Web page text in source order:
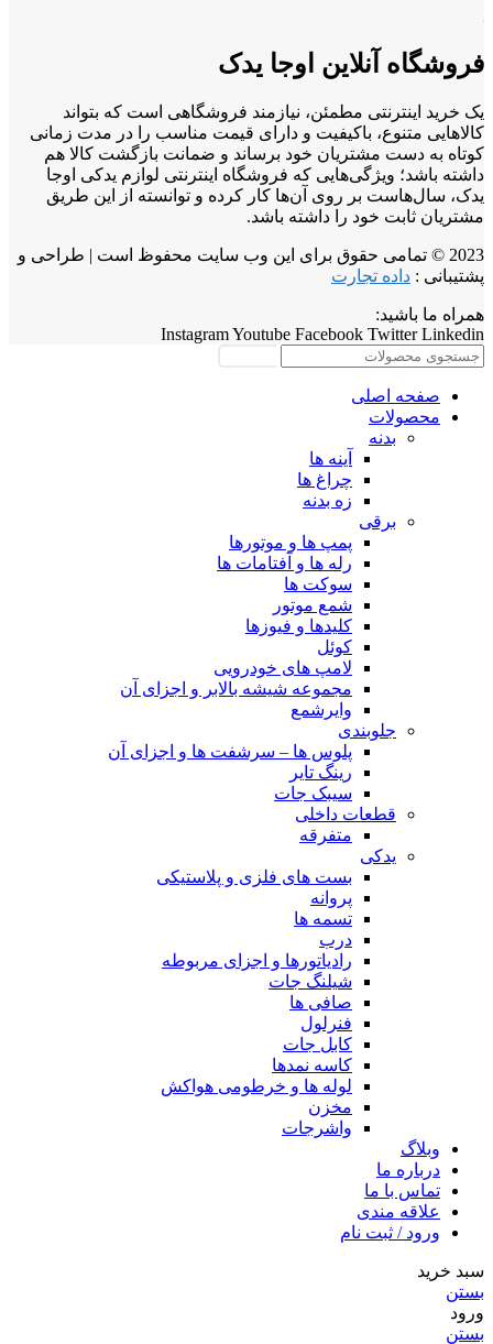
فروشگاه آنلاین اوجا یدک
یک خرید اینترنتی مطمئن، نیازمند فروشگاهی است که بتواند
کالاهایی متنوع، باکیفیت و دارای قیمت مناسب را در مدت زمانی
کوتاه به دست مشتریان خود برساند و ضمانت بازگشت کالا هم
داشته باشد؛ ویژگی‌هایی که فروشگاه اینترنتی لوازم یدکی اوجا
یدک، سال‌هاست بر روی آن‌ها کار کرده و توانسته از این طریق
مشتریان ثابت خود را داشته باشد.
2023 © تمامی حقوق برای این وب سایت محفوظ است | طراحی و
پشتیبانی : داده تجارت
همراه ما باشید:
InstagramYoutube Facebook Twitter Linkedin
صفحه اصلی
محصولات
بدنه
آینه ها
چراغ ها
زه بدنه
برقی
پمپ ها و موتورها
رله ها و آفتامات ها
سوکت ها
شمع موتور
کلیدها و فیوزها
کوئل
لامپ های خودرویی
مجموعه شیشه بالابر و اجزای آن
وایرشمع
جلوبندی
پلوس ها – سرشفت ها و اجزای آن
رینگ تایر
سیبک جات
قطعات داخلی
متفرقه
یدکی
بست های فلزی و پلاستیکی
پروانه
تسمه ها
درب
رادیاتورها و اجزای مربوطه
شیلنگ جات
صافی ها
فنرلول
کابل جات
کاسه نمدها
لوله ها و خرطومی هواکش
مخزن
واشرجات
وبلاگ
درباره ما
تماس با ما
علاقه مندی
ورود / ثبت نام
سبد خرید
بستن
ورود
بستن